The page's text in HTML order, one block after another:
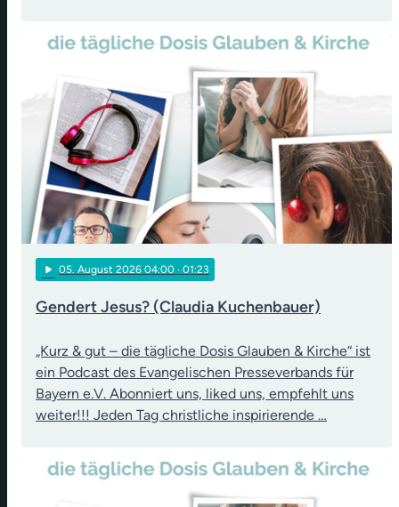
play_arrow 05. August 2026 04:00 · 01:23
Gendert Jesus? (Claudia Kuchenbauer)
„Kurz & gut – die tägliche Dosis Glauben & Kirche“ ist
ein Podcast des Evangelischen Presseverbands für
Bayern e.V. Abonniert uns, liked uns, empfehlt uns
weiter!!! Jeden Tag christliche inspirierende …